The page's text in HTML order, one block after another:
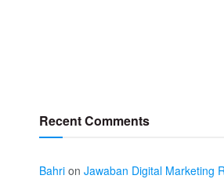
Recent Comments
Bahri on Jawaban Digital Marketing